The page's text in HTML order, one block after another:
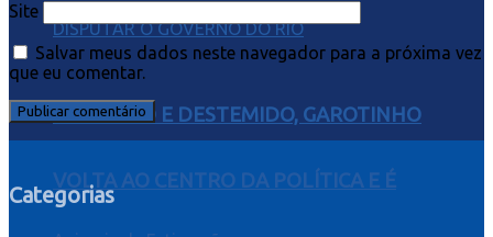
POLÊMICO E DESTEMIDO, GAROTINHO
VOLTA AO CENTRO DA POLÍTICA E É
Site
Salvar meus dados neste navegador para a próxima vez
que eu comentar.
Categorias